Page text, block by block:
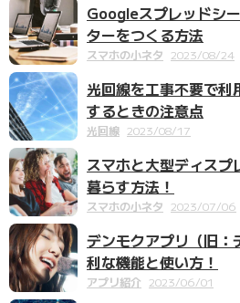
Googleスプレッドシ
ターをつくる方法
スマホの小ネタ 2023/08/24
光回線を工事不要で利
するときの注意点
光回線 2023/08/17
スマホと大型ディスプ
暮らす方法！
スマホの小ネタ 2023/07/06
デンモクアプリ（旧
利な機能と使い方！
アプリ紹介 2023/06/01